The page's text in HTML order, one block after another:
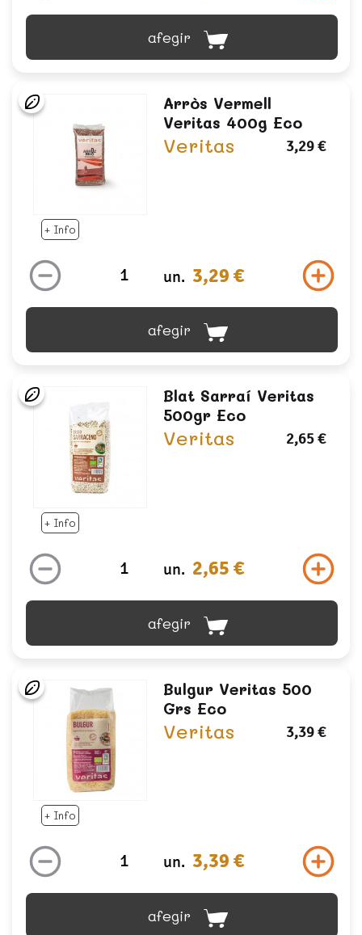
afegir
+ Info
Arròs Vermell
Veritas 400g Eco
Veritas 3,29 €
un. 3,29 €
afegir
+ Info
Blat Sarraí Veritas
500gr Eco
Veritas 2,65 €
un. 2,65 €
afegir
+ Info
Bulgur Veritas 500
Grs Eco
Veritas 3,39 €
un. 3,39 €
afegir